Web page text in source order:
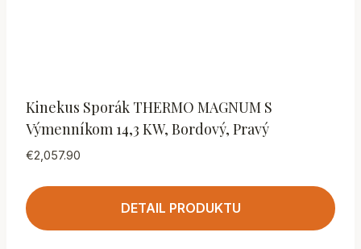
Kinekus Sporák THERMO MAGNUM S
Výmenníkom 14,3 KW, Bordový, Pravý
€2,057.90
DETAIL PRODUKTU